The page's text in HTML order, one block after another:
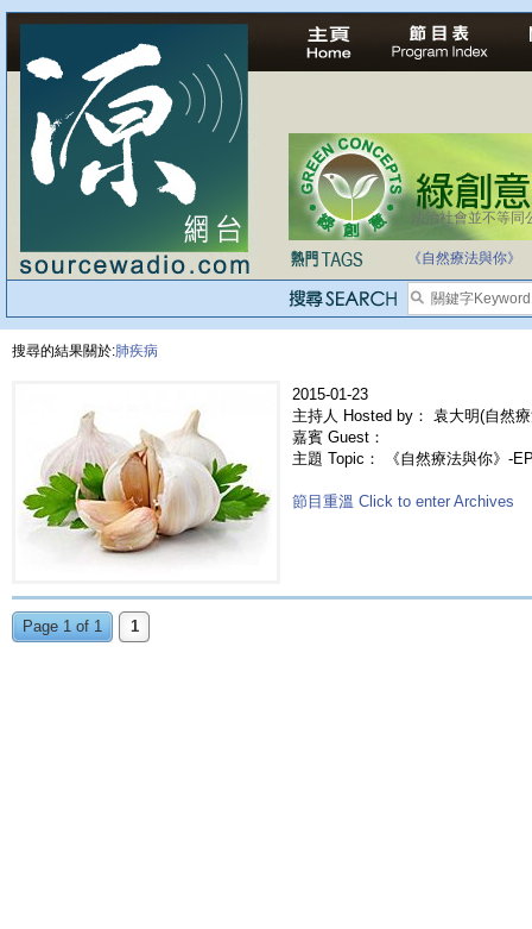
法治社會並不等同
自家教育合法化-
《自然療法與你》
搜尋的結果關於:肺疾病
2015-01-23
主持人 Hosted by： 袁大明(自然
嘉賓 Guest：
主題 Topic： 《自然療法與你》-
節目重溫 Click to enter Archives
Page 1 of 1 1